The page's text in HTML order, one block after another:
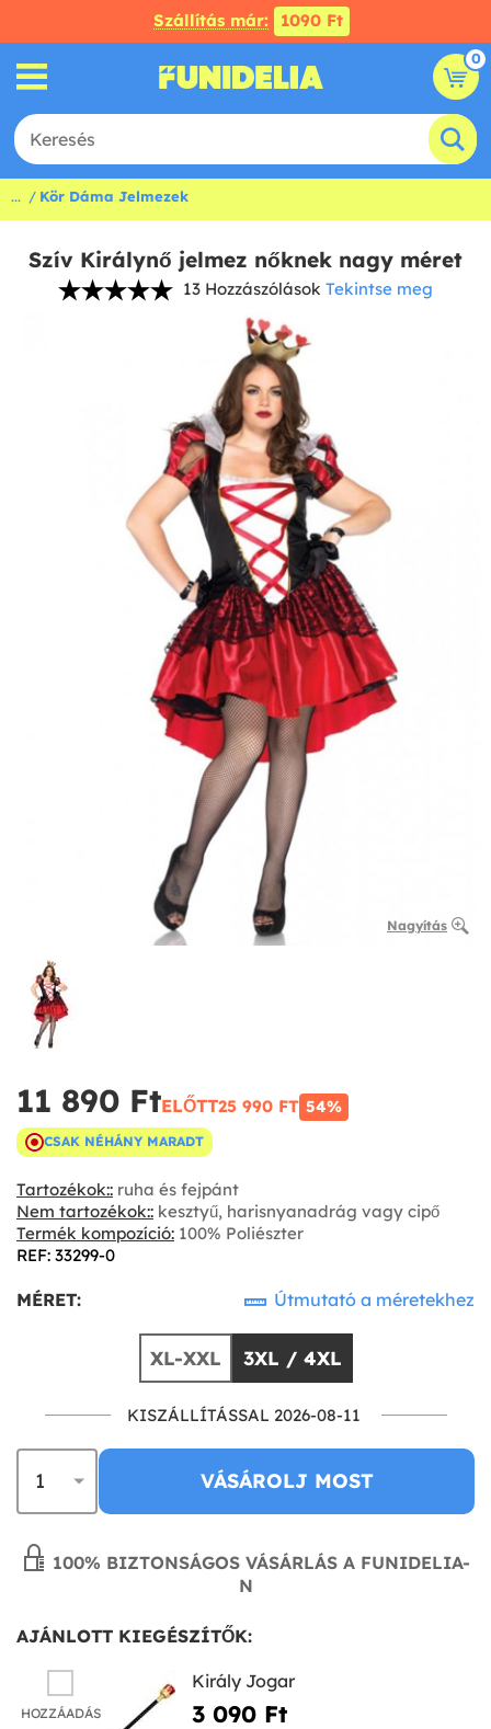
Szállítás már: 1090 Ft
0
... Kör Dáma Jelmezek
Szív Királynő jelmez nőknek nagy méret
13 Hozzászólások Tekintse meg
Nagyítás
11 890 Ft‎ELŐTT25 990 FT‎ 54%
CSAK NÉHÁNY MARADT
Tartozékok:: ruha és fejpánt
Nem tartozékok:: kesztyű, harisnyanadrág vagy cipő
Termék kompozíció: 100% Poliészter
REF: 33299-0
MÉRET: Útmutató a méretekhez
XL-XXL 3XL / 4XL
KISZÁLLÍTÁSSAL 2026-08-11
VÁSÁROLJ MOST
100% BIZTONSÁGOS VÁSÁRLÁS A FUNIDELIA-
N
AJÁNLOTT KIEGÉSZÍTŐK:
HOZZÁADÁS
Király Jogar
3 090 Ft‎